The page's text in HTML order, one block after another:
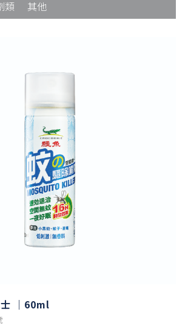
類 其他
士 ｜60ml